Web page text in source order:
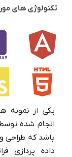
تکنولوژی های
یکی از نمونه
انجام شده توسط
داده پردازی